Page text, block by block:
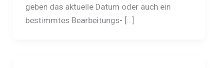
geben das aktuelle Datum oder auch ein
bestimmtes Bearbeitungs- […]